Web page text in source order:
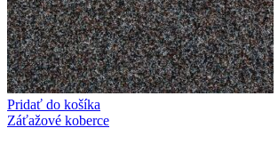
Pridať do košíka
Záťažové koberce